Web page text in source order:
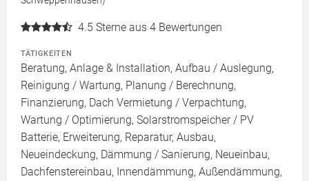
4.5 Sterne aus 4 Bewertungen
TÄTIGKEITEN
Beratung, Anlage & Installation, Aufbau / Auslegung,
Reinigung / Wartung, Planung / Berechnung,
Finanzierung, Dach Vermietung / Verpachtung,
Wartung / Optimierung, Solarstromspeicher / PV
Batterie, Erweiterung, Reparatur, Ausbau,
Neueindeckung, Dämmung / Sanierung, Neueinbau,
Dachfenstereinbau, Innendämmung, Außendämmung,